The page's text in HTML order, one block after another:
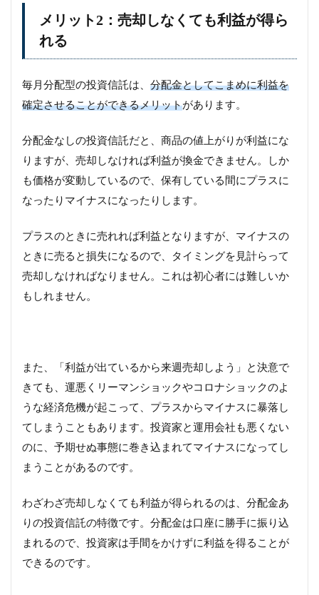
メリット2：売却しなくても利益が得ら
れる
毎月分配型の投資信託は、 分配金としてこまめに利益を
確定させることができるメリットがあります。
分配金なしの投資信託だと、商品の値上がりが利益にな
りますが、売却しなければ利益が換金できません。しか
も価格が変動しているので、保有している間にプラスに
なったりマイナスになったりします。
プラスのときに売れれば利益となりますが、マイナスの
ときに売ると損失になるので、タイミングを見計らって
売却しなければなりません。これは初心者には難しいか
もしれません。
また、「利益が出ているから来週売却しよう」と決意で
きても、運悪くリーマンショックやコロナショックのよ
うな経済危機が起こって、プラスからマイナスに暴落し
てしまうこともあります。投資家と運用会社も悪くない
のに、予期せぬ事態に巻き込まれてマイナスになってし
まうことがあるのです。
わざわざ売却しなくても利益が得られるのは、分配金あ
りの投資信託の特徴です。分配金は口座に勝手に振り込
まれるので、投資家は手間をかけずに利益を得ることが
できるのです。